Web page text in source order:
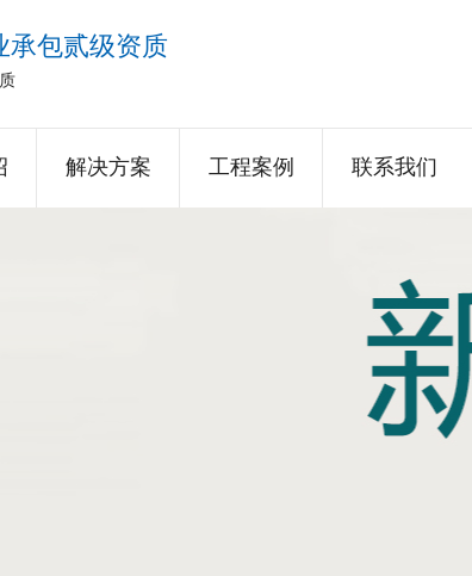
承包贰级资质
解决方案 工程案例 联系我们